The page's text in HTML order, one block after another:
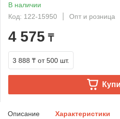
В наличии
Код: 122-15950
Опт и розница
4 575 ₸
3 888 ₸ от 500 шт.
Описание Характеристики